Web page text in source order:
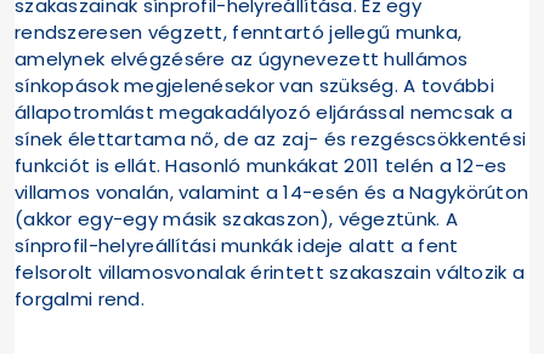
szakaszainak sínprofil-helyreállítása. Ez egy
rendszeresen végzett, fenntartó jellegű munka,
amelynek elvégzésére az úgynevezett hullámos
sínkopások megjelenésekor van szükség. A további
állapotromlást megakadályozó eljárással nemcsak a
sínek élettartama nő, de az zaj- és rezgéscsökkentési
funkciót is ellát. Hasonló munkákat 2011 telén a 12-es
villamos vonalán, valamint a 14-esén és a Nagykörúton
(akkor egy-egy másik szakaszon), végeztünk. A
sínprofil-helyreállítási munkák ideje alatt a fent
felsorolt villamosvonalak érintett szakaszain változik a
forgalmi rend.